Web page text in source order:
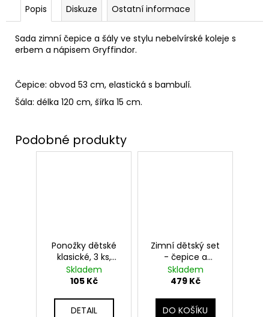
Popis Diskuze Ostatní informace
Sada zimní čepice a šály ve stylu nebelvírské koleje s
erbem a nápisem Gryffindor.
Čepice: obvod 53 cm, elastická s bambulí.
Šála: délka 120 cm, šířka 15 cm.
Ponožky dětské
klasické, 3 ks,
Nebelvír modré,
Harry Potter
Skladem
105 Kč
DETAIL
Zimní dětský set
- čepice a
rukavice, Mrzimor,
Harry Potter
Skladem
479 Kč
DO KOŠÍKU
KRABIČCE
450G,
HARRY
POTTER
Původně:
169
Kč